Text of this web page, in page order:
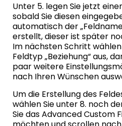
Unter 5. legen Sie jetzt
sobald Sie diesen
automatisch der
erstellt, dieser ist später
Im nächsten Schritt
Feldtyp „Beziehung“ aus,
paar weitere
nach Ihren Wünschen
Um die Erstellung des
wählen Sie unter 8. noch
Sie das Advanced Custom